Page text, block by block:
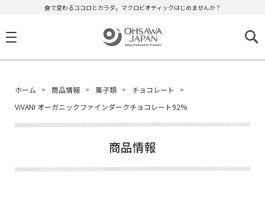
食で変わるココロとカラダ。マクロビオティックはじめませんか？
ホーム 商品情報 菓子類
チョコレート
ViVANI オーガニックファインダークチョコレート92%
商品情報